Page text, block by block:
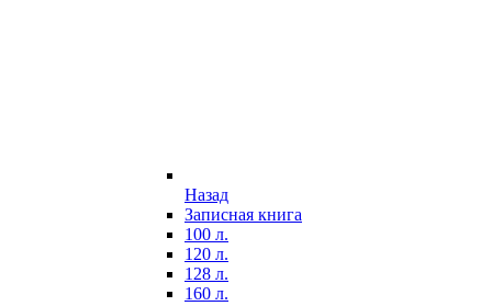
Назад
Записная книга
100 л.
120 л.
128 л.
160 л.